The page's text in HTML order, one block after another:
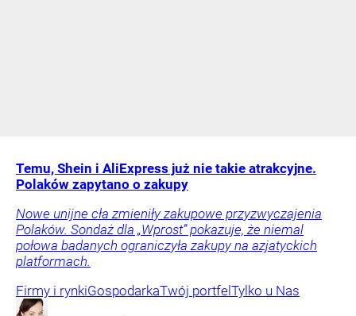
Temu, Shein i AliExpress już nie takie atrakcyjne.
Polaków zapytano o zakupy
Nowe unijne cła zmieniły zakupowe przyzwyczajenia
Polaków. Sondaż dla „Wprost” pokazuje, że niemal
połowa badanych ograniczyła zakupy na azjatyckich
platformach.
Firmy i rynkiGospodarkaTwój portfelTylko u Nas